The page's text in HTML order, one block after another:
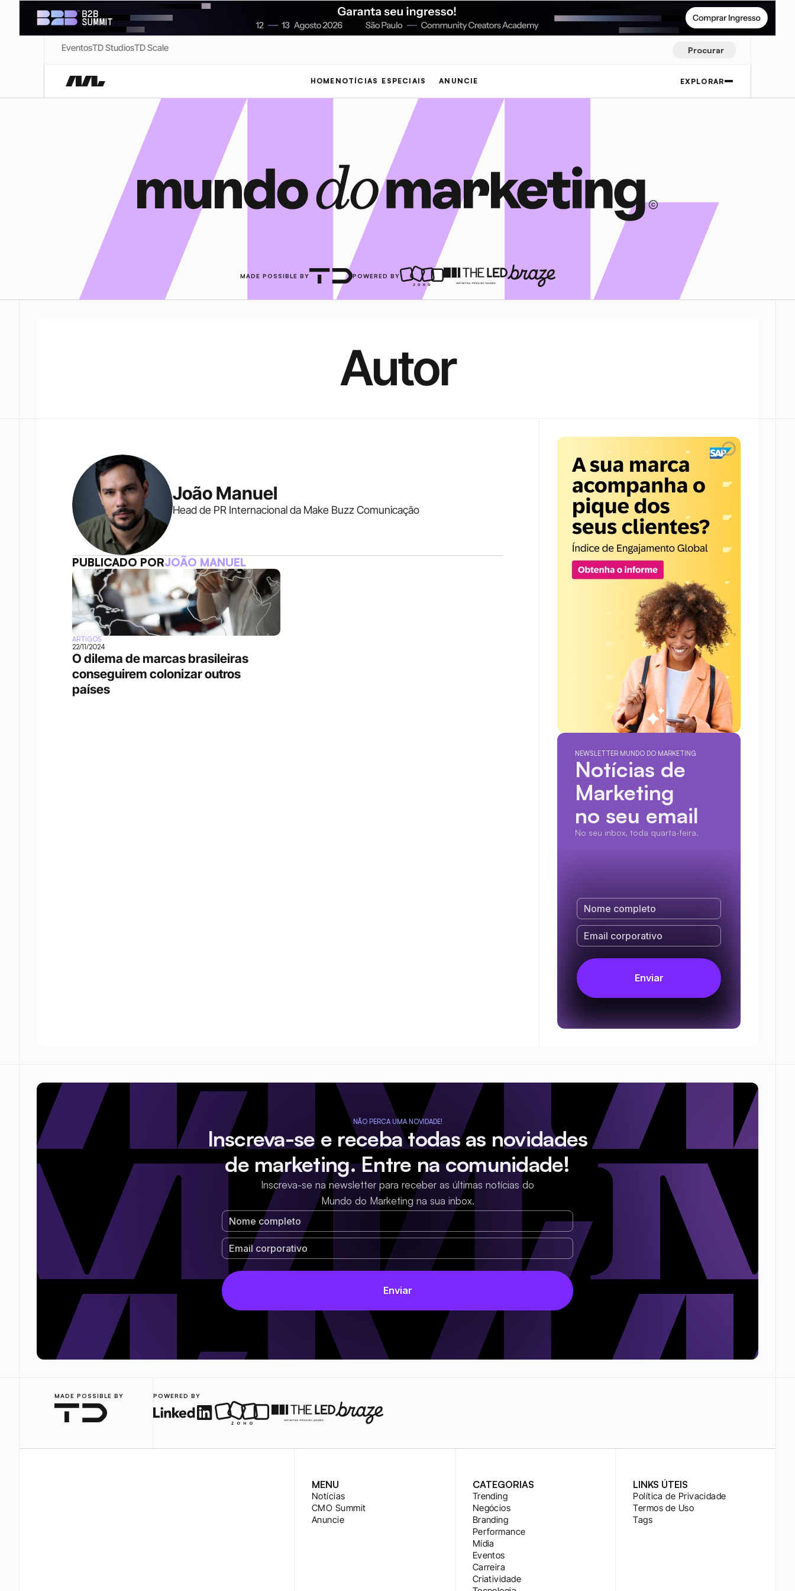
EventosTD StudiosTD Scale Procurar
HOME NOTÍCIAS ESPECIAIS ANUNCIE EXPLORAR
MADE POSSIBLE BY POWERED BY
Autor
João Manuel
Head de PR Internacional da Make Buzz Comunicação
PUBLICADO PORJOÃO MANUEL
ARTIGOS
22/11/2024
O dilema de marcas brasileiras
conseguirem colonizar outros
países
NEWSLETTER MUNDO DO MARKETING
Notícias de
Marketing
no seu email
No seu inbox, toda quarta-feira.
NÃO PERCA UMA NOVIDADE!
Inscreva-se e receba todas as novidades
de marketing. Entre na comunidade!
Inscreva-se na newsletter para receber as últimas notícias do
Mundo do Marketing na sua inbox.
MADE POSSIBLE BY POWERED BY
MENU
Notícias
CMO Summit
Anuncie
CATEGORIAS
Trending
Negócios
Branding
Performance
Mídia
Eventos
Carreira
Criatividade
LINKS ÚTEIS
Política de Privacidade
Termos de Uso
Tags